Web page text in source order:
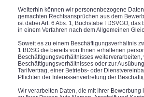
Weiterhin können wir personenbezogene
gemachten Rechtsansprüchen aus dem
ist dabei Art. 6 Abs. 1, Buchstabe f DSVGO,
in einem Verfahren nach dem Allgemeinen
Soweit es zu einem Beschäftigungsverhältnis
1 BDSG die bereits von Ihnen erhaltenen
Beschäftigungsverhältnisses
Beschäftigungsverhältnisses oder zur
Tarifvertrag, einer Betriebs- oder
Pflichten der Interessenvertretung der
Wir verarbeiten Daten, die mit Ihrer